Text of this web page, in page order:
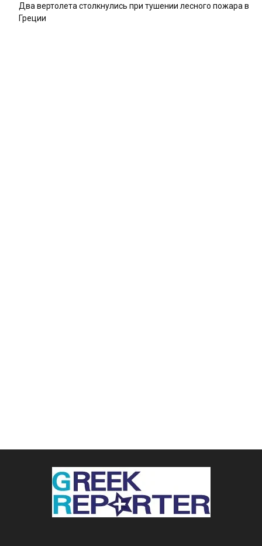
Два вертолета столкнулись при тушении лесного пожара в
Греции